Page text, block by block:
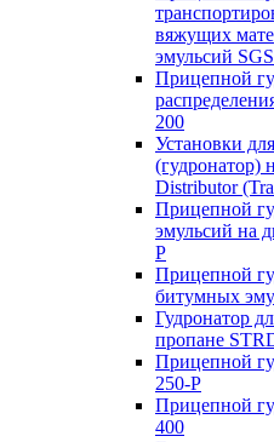
вяжущих
эмульсий
Прицепной
200
Установки
(гудронатор)
Distributor
Прицепной
эмульсий на
Р
Прицепной
битумных
Гудронатор
пропане
Прицепной
250-P
Прицепной
400